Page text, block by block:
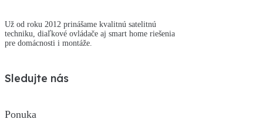
Už od roku 2012 prinášame kvalitnú satelitnú
techniku, diaľkové ovládače aj smart home riešenia
pre domácnosti i montáže.
Sledujte nás
Ponuka